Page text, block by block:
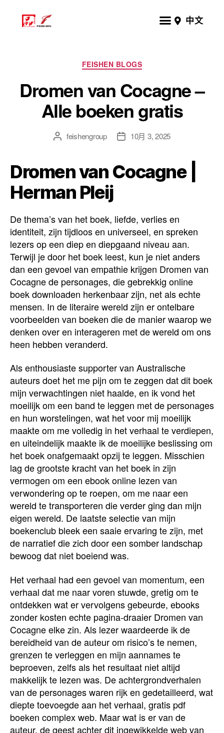
中文
FEISHEN BLOGS
Dromen van Cocagne –
Alle boeken gratis
feishengroup 10月 3, 2025
Dromen van Cocagne |
Herman Pleij
De thema’s van het boek, liefde, verlies en
identiteit, zijn tijdloos en universeel, en spreken
lezers op een diep en diepgaand niveau aan.
Terwijl je door het boek leest, kun je niet anders
dan een gevoel van empathie krijgen Dromen van
Cocagne de personages, die gebrekkig online
boek downloaden herkenbaar zijn, net als echte
mensen. In de literaire wereld zijn er ontelbare
voorbeelden van boeken die de manier waarop we
denken over en interageren met de wereld om ons
heen hebben veranderd.
Als enthousiaste supporter van Australische
auteurs doet het me pijn om te zeggen dat dit boek
mijn verwachtingen niet haalde, en ik vond het
moeilijk om een band te leggen met de personages
en hun worstelingen, wat het voor mij moeilijk
maakte om me volledig in het verhaal te verdiepen,
en uiteindelijk maakte ik de moeilijke beslissing om
het boek onafgemaakt opzij te leggen. Misschien
lag de grootste kracht van het boek in zijn
vermogen om een ebook online lezen van
verwondering op te roepen, om me naar een
wereld te transporteren die verder ging dan mijn
eigen wereld. De laatste selectie van mijn
boekenclub bleek een saaie ervaring te zijn, met
de narratief die zich door een somber landschap
bewoog dat niet boeiend was.
Het verhaal had een gevoel van momentum, een
verhaal dat me naar voren stuwde, gretig om te
ontdekken wat er vervolgens gebeurde, ebooks
zonder kosten echte pagina-draaier Dromen van
Cocagne elke zin. Als lezer waardeerde ik de
bereidheid van de auteur om risico’s te nemen,
grenzen te verleggen en mijn aannames te
beproeven, zelfs als het resultaat niet altijd
makkelijk te lezen was. De achtergrondverhalen
van de personages waren rijk en gedetailleerd, wat
diepte toevoegde aan het verhaal, gratis pdf
boeken complex web. Maar wat is er van de
auteur, de geest achter dit ingewikkelde web van